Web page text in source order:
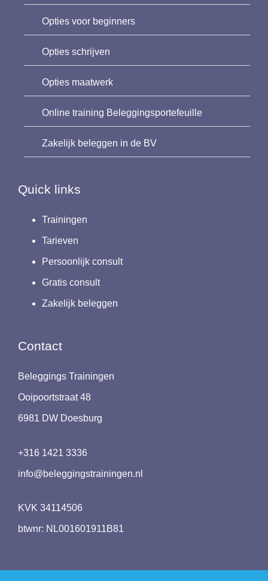
Opties voor beginners
Opties schrijven
Opties maatwerk
Online training Beleggingsportefeuille
Zakelijk beleggen in de BV
Quick links
Trainingen
Tarieven
Persoonlijk consult
Gratis consult
Zakelijk beleggen
Contact
Beleggings Trainingen
Ooipoortstraat 48
6981 DW Doesburg
+316 1421 3336
info@beleggingstrainingen.nl
KVK 34114506
btwnr: NL001601911B81